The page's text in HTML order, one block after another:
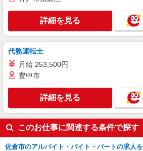
千葉県佐倉市西ユー
キープ
派遣社員
株式会社日本パーソナルビジネス 首都圏支
楽天モバイル／ベイ
／未経験ＯＫ
時給1750円 ◆交通費
千葉県佐倉市
キープ
詳細を見る
代務運転士
月給 253,500円
豊中市
詳細を見る
このお仕事に関連する条件で探す
佐倉市のアルバイト・バイト・パートの求人